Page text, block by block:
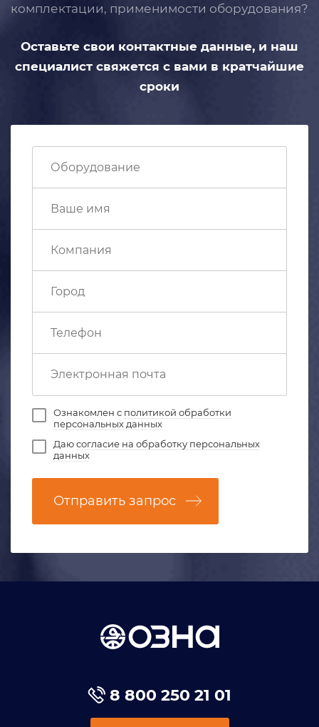
комплектации, применимости оборудования?
Оставьте свои контактные данные, и наш
специалист свяжется с вами в кратчайшие
сроки
Ознакомлен с политикой обработки
персональных данных
Даюсогласие на обработку персональных
данных
Отправить запрос
8 800 250 21 01